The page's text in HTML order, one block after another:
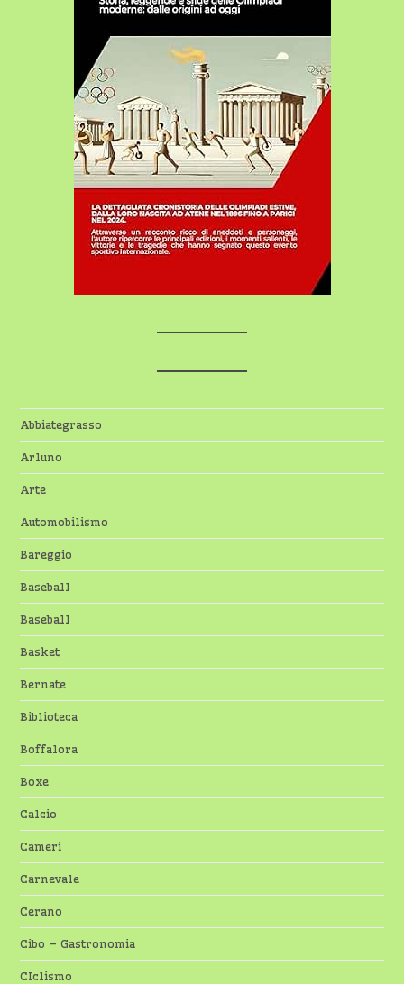
Abbiategrasso
Arluno
Arte
Automobilismo
Bareggio
Baseball
Baseball
Basket
Bernate
Biblioteca
Boffalora
Boxe
Calcio
Cameri
Carnevale
Cerano
Cibo – Gastronomia
CIclismo